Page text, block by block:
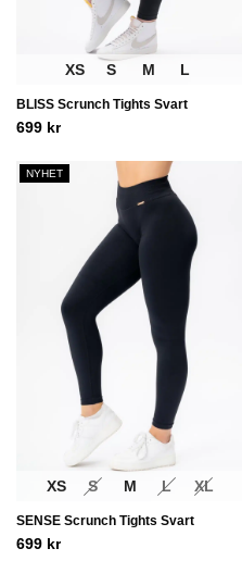
XS S M L
BLISS Scrunch Tights Svart
699 kr
NYHET
XS S M L XL
SENSE Scrunch Tights Svart
699 kr